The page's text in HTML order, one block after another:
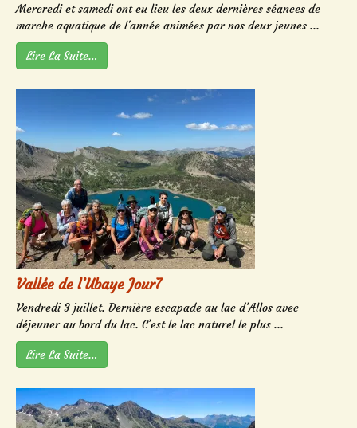
Mercredi et samedi ont eu lieu les deux dernières séances de
marche aquatique de l'année animées par nos deux jeunes ...
Lire La Suite…
Vallée de l’Ubaye Jour7
Vendredi 3 juillet. Dernière escapade au lac d’Allos avec
déjeuner au bord du lac. C’est le lac naturel le plus ...
Lire La Suite…